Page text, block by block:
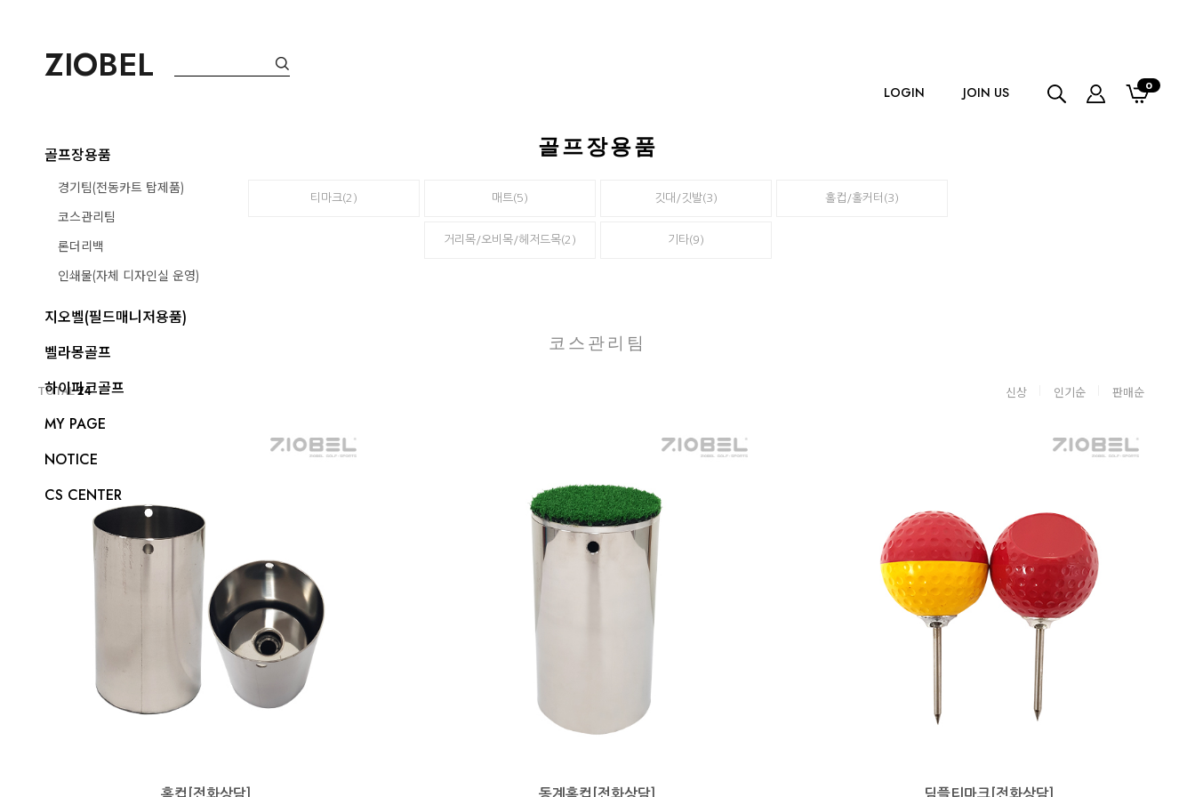
ZIOBEL
LOGIN JOIN US 0
골프장용품
경기팀(전동카트 탑제품)
코스관리팀
론더리백
인쇄물(자체 디자인실 운영)
지오벨(필드매니저용품)
벨라몽골프
하이파크골프
MY PAGE
NOTICE
CS CENTER
골프장용품
티마크(2) 매트(5) 깃대/깃발(3) 홀컵/홀커터(3)
거리목/오비목/헤저드목(2) 기타(9)
코스관리팀
TOTAL24 신상 인기순 판매순
홀컵[전화상담] 동계홀컵[전화상담] 딤플티마크[전화상담]